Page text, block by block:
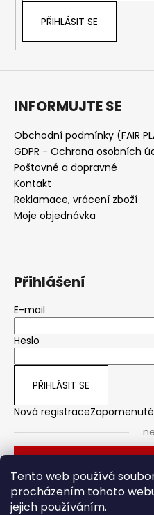
Tento web používá
procházením tohoto
jejich používáním.
PŘIHLÁSIT SE
INFORMUJTE SE
Obchodní podmínky (FAIR
GDPR - Ochrana osobních
Poštovné a dopravné
Kontakt
Reklamace, vrácení zboží
Moje objednávka
Přihlášení
E-mail
Heslo
PŘIHLÁSIT SE
Nová registrace